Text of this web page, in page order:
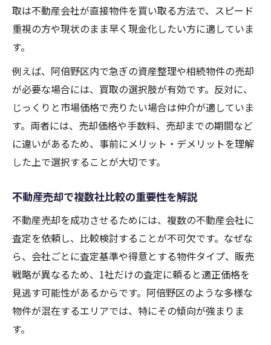
取は不動産会社が直接物件を買い取る方法で、スピード
重視の方や現状のまま早く現金化したい方に適していま
す。
例えば、阿倍野区内で急ぎの資産整理や相続物件の売却
が必要な場合には、買取の選択肢が有効です。反対に、
じっくりと市場価格で売りたい場合は仲介が適していま
す。両者には、売却価格や手数料、売却までの期間など
に違いがあるため、事前にメリット・デメリットを理解
した上で選択することが大切です。
不動産売却で複数社比較の重要性を解説
不動産売却を成功させるためには、複数の不動産会社に
査定を依頼し、比較検討することが不可欠です。なぜな
ら、会社ごとに査定基準や得意とする物件タイプ、販売
戦略が異なるため、1社だけの査定に頼ると適正価格を
見逃す可能性があるからです。阿倍野区のような多様な
物件が混在するエリアでは、特にその傾向が強まりま
す。